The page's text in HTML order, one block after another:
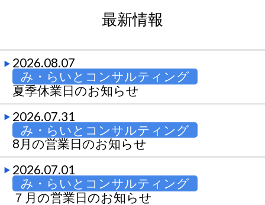
最新情報
2026.08.07
み・らいとコンサルティング
夏季休業日のお知らせ
2026.07.31
み・らいとコンサルティング
8月の営業日のお知らせ
2026.07.01
み・らいとコンサルティング
７月の営業日のお知らせ